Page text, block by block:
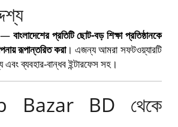
— বাংলাদেশের প্রতিটি ছোট-বড় শিক্ষা প্রতিষ্ঠানকে
রূপান্তরিত করা। এজন্য আমরা সফটওয়্যারটি
এবং ব্যবহার-বান্ধব ইন্টারফেস সহ।
Bazar BD থেকে